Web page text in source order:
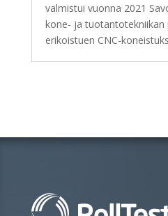
valmistui vuonna 2021
kone- ja tuotantotekniikan
erikoistuen CNC-